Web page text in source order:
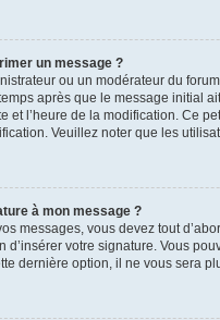
un message ?
ou un modérateur du
après que le message initial
et l’heure de la modification. Ce
Veuillez noter que les
à mon message ?
messages, vous devez tout
d’insérer votre signature. Vous
dernière option, il ne vous sera